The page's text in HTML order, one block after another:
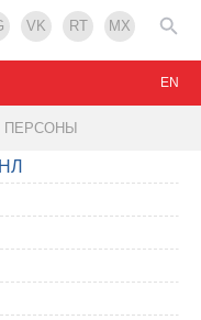
VK RT MX
ПЕРСОНЫ
EN